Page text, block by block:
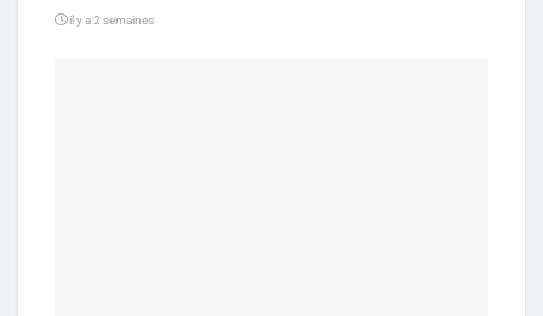
il y a 2 semaines